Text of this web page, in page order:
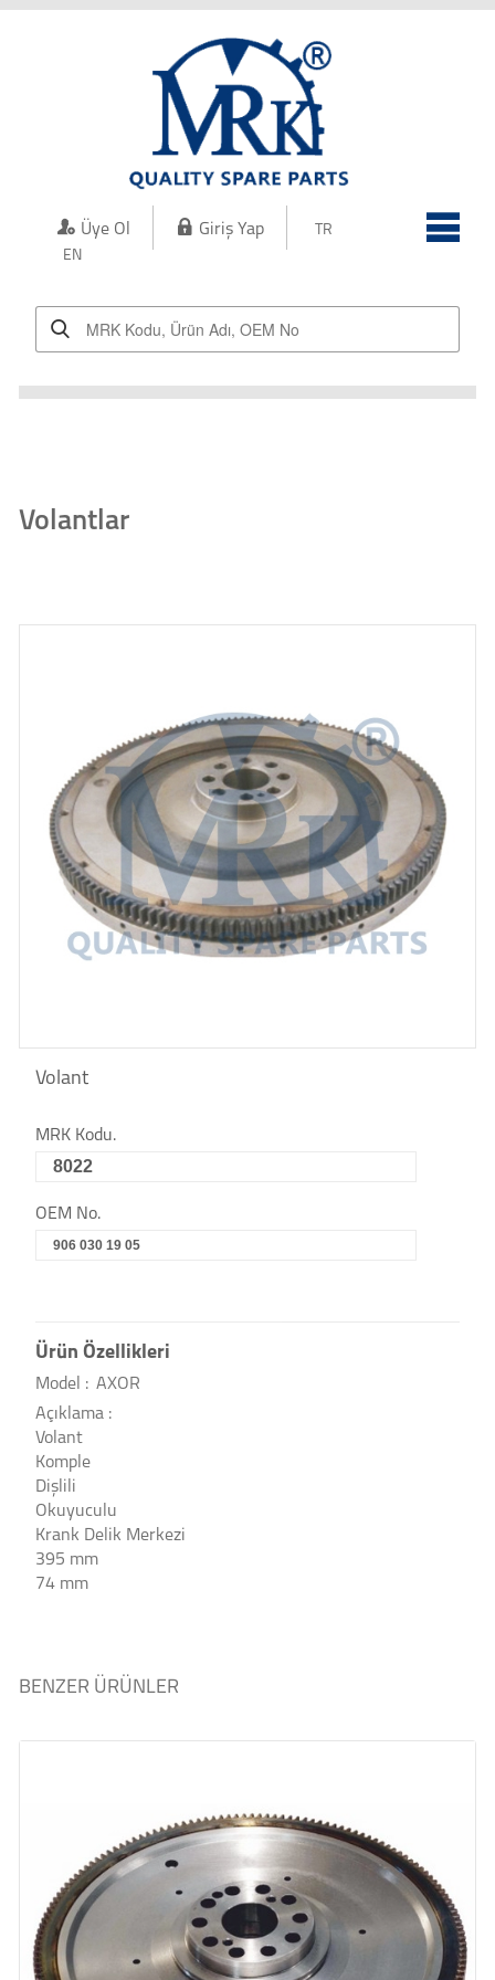
Üye Ol Giriş Yap
TR
EN
Kurumsal
Kalite
Üretim
Volantlar
Volant
MRK Kodu.
8022
OEM No.
906 030 19 05
Ürün Özellikleri
Model : AXOR
Açıklama :
Volant
Komple
Dişlili
Okuyuculu
Krank Delik Merkezi
395 mm
74 mm
BENZER ÜRÜNLER